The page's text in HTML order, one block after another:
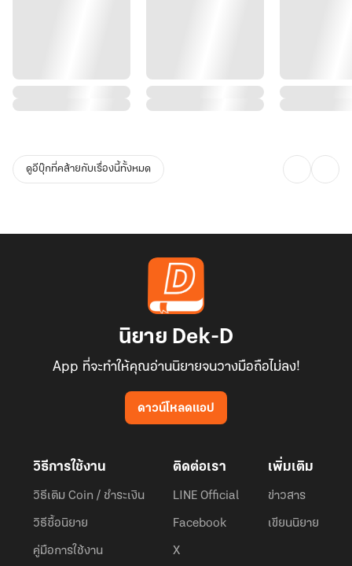
ดูอีบุ๊กที่คล้ายกับเรื่องนี้ทั้งหมด
นิยาย Dek-D
App ที่จะทำให้คุณอ่านนิยายจนวางมือถือไม่ลง!
ดาวน์โหลดแอป
วิธีการใช้งาน
วิธีเติม Coin / ชำระเงิน
วิธีซื้อนิยาย
คู่มือการใช้งาน
ติดต่อเรา
LINE Official
Facebook
X
เพิ่มเติม
ข่าวสาร
เขียนนิยาย